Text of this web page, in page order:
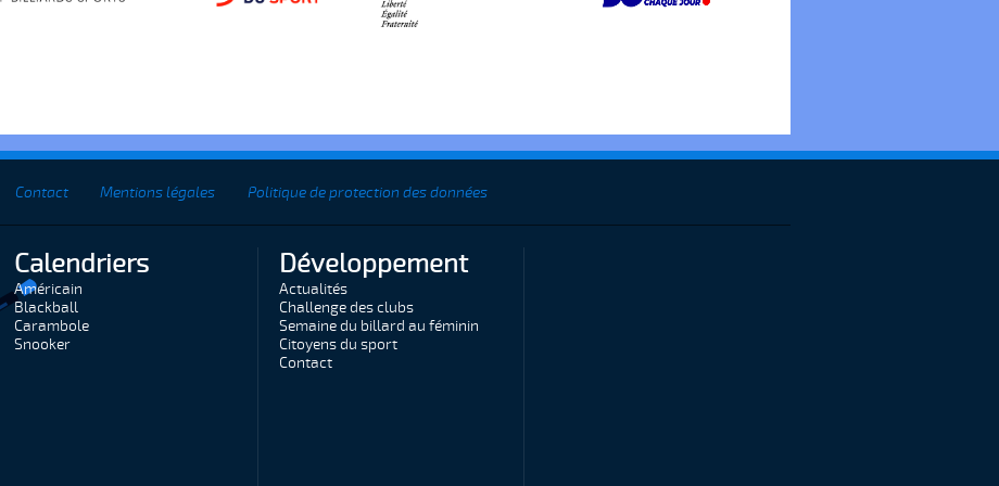
Contact Mentions légales Politique de protection des données
Calendriers
Américain
Blackball
Carambole
Snooker
Développement
Actualités
Challenge des clubs
Semaine du billard au féminin
Citoyens du sport
Contact